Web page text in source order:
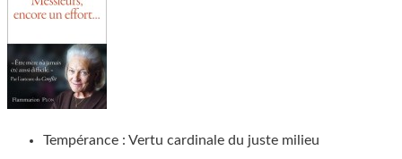
Tempérance : Vertu cardinale du juste milieu